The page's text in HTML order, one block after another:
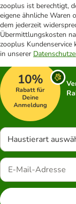
zooplus ist berechtigt,
eigene ähnliche Waren
dem jederzeit
Übermittlungskosten
zooplus
in unserer
10%
Rabatt für
Deine
Anmeldung
Haustierart